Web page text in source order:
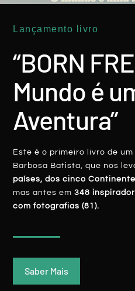
The End
Rui Batista 25 Dezembro,
Lançamento livro
“BORN
Mundo é
Aventura”
Este é o primeiro livro de
Barbosa Batista, que nos
países, dos cinco
mas antes em348
com fotografias (81).
Saber Mais